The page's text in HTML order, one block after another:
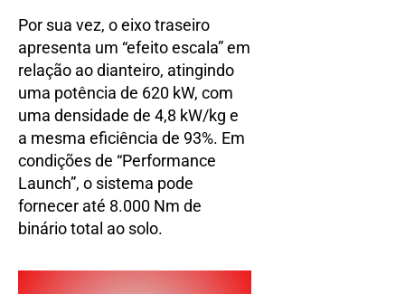
Por sua vez, o eixo traseiro
apresenta um “efeito escala” em
relação ao dianteiro, atingindo
uma potência de 620 kW, com
uma densidade de 4,8 kW/kg e
a mesma eficiência de 93%. Em
condições de “Performance
Launch”, o sistema pode
fornecer até 8.000 Nm de
binário total ao solo.